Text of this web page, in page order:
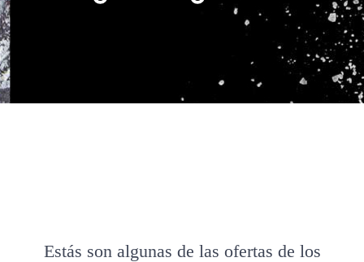
Estás son algunas de las ofertas de los